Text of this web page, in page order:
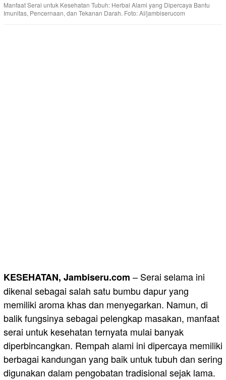
Manfaat Serai untuk Kesehatan Tubuh: Herbal Alami yang Dipercaya Bantu
Imunitas, Pencernaan, dan Tekanan Darah. Foto: AI/jambiserucom
KESEHATAN, Jambiseru.com – Serai selama ini
dikenal sebagai salah satu bumbu dapur yang
memiliki aroma khas dan menyegarkan. Namun, di
balik fungsinya sebagai pelengkap masakan, manfaat
serai untuk kesehatan ternyata mulai banyak
diperbincangkan. Rempah alami ini dipercaya memiliki
berbagai kandungan yang baik untuk tubuh dan sering
digunakan dalam pengobatan tradisional sejak lama.